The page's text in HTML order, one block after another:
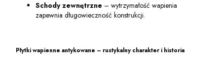
Schody zewnętrzne – wytrzymałość wapienia
zapewnia długowieczność konstrukcji.
Płytki wapienne antykowane – rustykalny charakter i historia